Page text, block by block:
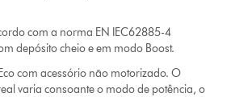
com a norma EN IEC62885-4
depósito cheio e em modo Boost.
com acessório não motorizado. O
varia consoante o modo de potência, o